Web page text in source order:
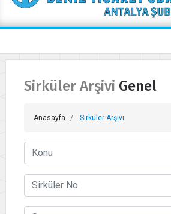
Sirküler Arşivi Genel
Anasayfa Sirküler Arşivi